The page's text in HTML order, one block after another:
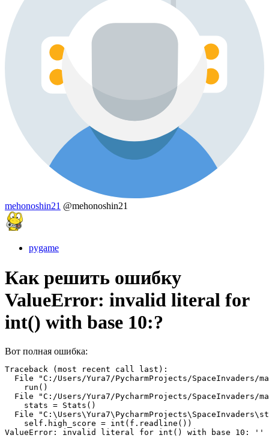
mehonoshin21 @mehonoshin21
pygame
Как решить ошибку
ValueError: invalid literal for
int() with base 10:?
Вот полная ошибка:
Traceback (most recent call last):
File "C:/Users/Yura7/PycharmProjects/SpaceInvaders/
    run()
File "C:/Users/Yura7/PycharmProjects/SpaceInvaders/
    stats = Stats()
File
    self.high_score = int(f.readline())
ValueError: invalid literal for int() with base 10: ''